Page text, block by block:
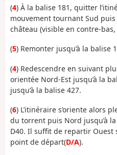
(4) À la balise 181, quitter
mouvement tournant Sud
château (visible en contre-bas,
(5) Remonter jusqu’à la balise
(4) Redescendre en suivant
orientée Nord-Est jusqu’à la
jusqu’à la balise 427.
(6) L’itinéraire s’oriente alors
du torrent puis Nord jusqu’à
D40. Il suffit de repartir
point de départ(D/A).